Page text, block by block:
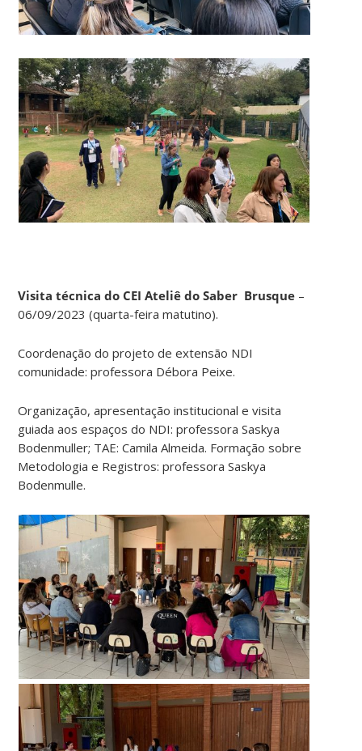
Visita técnica do CEI Ateliê do Saber Brusque –
06/09/2023 (quarta-feira matutino).
Coordenação do projeto de extensão NDI
comunidade: professora Débora Peixe.
Organização, apresentação institucional e visita
guiada aos espaços do NDI: professora Saskya
Bodenmuller; TAE: Camila Almeida. Formação sobre
Metodologia e Registros: professora Saskya
Bodenmulle.